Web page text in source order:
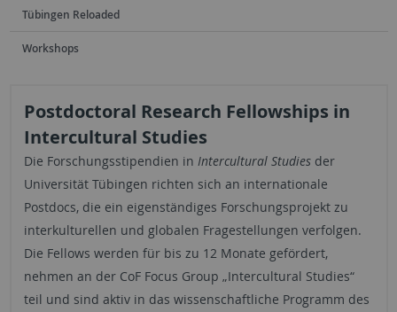
Tübingen Reloaded
Workshops
Postdoctoral Research Fellowships in
Intercultural Studies
Die Forschungsstipendien in Intercultural Studiesder
Universität Tübingen richten sich an internationale
Postdocs, die ein eigenständiges Forschungsprojekt zu
interkulturellen und globalen Fragestellungen verfolgen.
Die Fellows werden für bis zu 12 Monate gefördert,
nehmen an der CoF Focus Group „Intercultural Studies“
teil und sind aktiv in das wissenschaftliche Programm des